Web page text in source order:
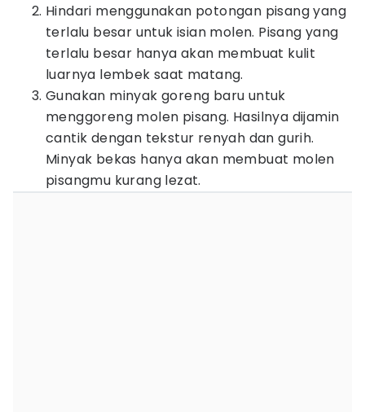
Hindari menggunakan potongan pisang yang
terlalu besar untuk isian molen. Pisang yang
terlalu besar hanya akan membuat kulit
luarnya lembek saat matang.
Gunakan minyak goreng baru untuk
menggoreng molen pisang. Hasilnya dijamin
cantik dengan tekstur renyah dan gurih.
Minyak bekas hanya akan membuat molen
pisangmu kurang lezat.